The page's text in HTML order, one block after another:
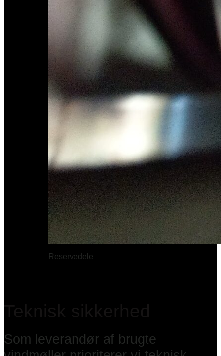
Reservedele
Som leverandør af brugte